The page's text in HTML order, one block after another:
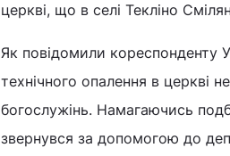
церкві, що в селі Текліно
Як повідомили кореспонденту
технічного опалення в церкві
богослужінь. Намагаючись
звернувся за допомогою до